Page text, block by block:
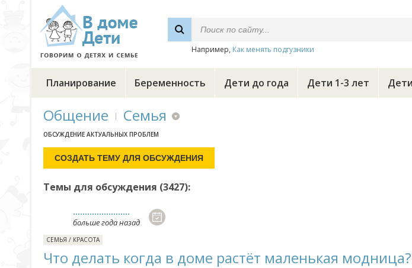
Например, Как менять подгузники
Планирование Беременность Дети до года Дети 1-3 лет
Общение Семья
ОБСУЖДЕНИЕ АКТУАЛЬНЫХ ПРОБЛЕМ
Темы для обсуждения (3427):
........................
больше года назад
СЕМЬЯ / КРАСОТА
Что делать когда в доме растёт маленькая модница?